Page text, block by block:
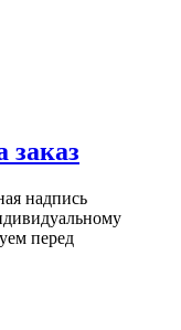
заказ
надпись
перед